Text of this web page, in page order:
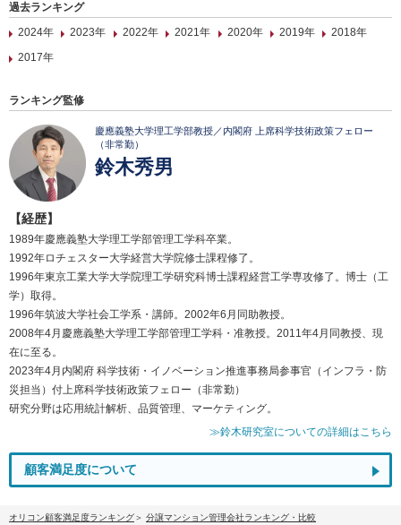
過去ランキング
2024年
2023年 2022年 2021年 2020年 2019年
2018年
2017年
ランキング監修
慶應義塾大学理工学部教授／内閣府 上席科学技術政策フェロー
（非常勤）
鈴木秀男
【経歴】
1989年慶應義塾大学理工学部管理工学科卒業。
1992年ロチェスター大学経営大学院修士課程修了。
1996年東京工業大学大学院理工学研究科博士課程経営工学専攻修了。博士（工
学）取得。
1996年筑波大学社会工学系・講師。2002年6月同助教授。
2008年4月慶應義塾大学理工学部管理工学科・准教授。2011年4月同教授、現
在に至る。
2023年4月内閣府 科学技術・イノベーション推進事務局参事官（インフラ・防
災担当）付上席科学技術政策フェロー（非常勤）
研究分野は応用統計解析、品質管理、マーケティング。
≫鈴木研究室についての詳細はこちら
顧客満足度について
オリコン顧客満足度ランキング
分譲マンション管理会社ランキング・比較